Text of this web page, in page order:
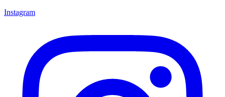
Instagram